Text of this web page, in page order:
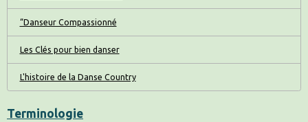
“Danseur Compassionné
Les Clés pour bien danser
L'histoire de la Danse Country
Terminologie